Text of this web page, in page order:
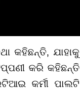
କହିଛନ୍ତି, ଯାହାକୁ
କରି କହିଛନ୍ତି
କର୍ମୀ ପାଲଟି